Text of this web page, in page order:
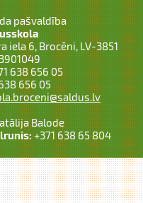
pašvaldība
iela 6, Brocēni, LV-3851
638 656 05
656 05
Balode
+371 638 65 804